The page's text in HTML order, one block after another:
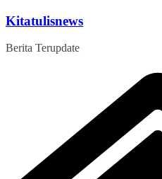
Skip
content
Kitatulisnews
Berita Terupdate